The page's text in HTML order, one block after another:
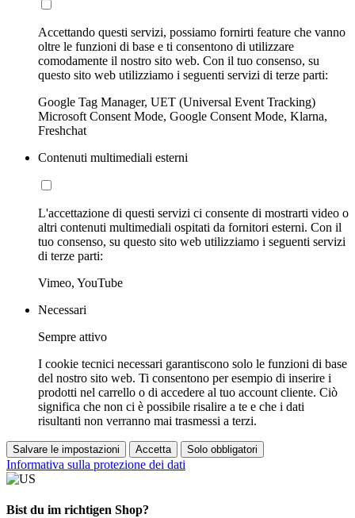
Accettando questi servizi, possiamo fornirti feature che vanno
oltre le funzioni di base e ti consentono di utilizzare
comodamente il nostro sito web. Con il tuo consenso, su
questo sito web utilizziamo i seguenti servizi di terze parti:
Google Tag Manager, UET (Universal Event Tracking)
Microsoft Consent Mode, Google Consent Mode, Klarna,
Freshchat
Contenuti multimediali esterni
L'accettazione di questi servizi ci consente di mostrarti video o
altri contenuti multimediali ospitati da fornitori esterni. Con il
tuo consenso, su questo sito web utilizziamo i seguenti servizi
di terze parti:
Vimeo, YouTube
Necessari
Sempre attivo
I cookie tecnici necessari garantiscono solo le funzioni di base
del nostro sito web. Ti consentono per esempio di inserire i
prodotti nel carrello o di accedere al tuo account cliente. Ciò
significa che non ci è possibile risalire a te e che i dati
risultanti non verranno mai trasmessi a terzi.
Salvare le impostazioni Accetta Solo obbligatori
Informativa sulla protezione dei dati
Bist du im richtigen Shop?